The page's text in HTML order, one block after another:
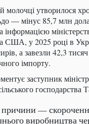
молочці утворилося
— мінус 85,7 млн
США, у 2025 році в
а завезли 42,3
імпорту.
заступник
причини —
виробництва